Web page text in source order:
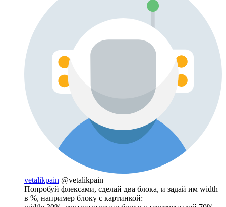
vetalikpain @vetalikpain
Попробуй флексами, сделай два блока, и задай им width
в %, например блоку с картинкой: